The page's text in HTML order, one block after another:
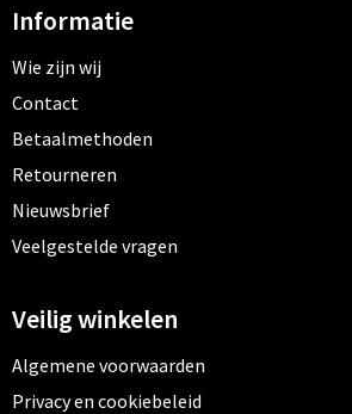
Informatie
Wie zijn wij
Contact
Betaalmethoden
Retourneren
Nieuwsbrief
Veelgestelde vragen
Veilig winkelen
Algemene voorwaarden
Privacy en cookiebeleid